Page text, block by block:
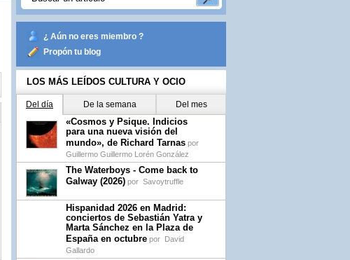
¿ Aún no eres miembro ?
Propón tu blog
LOS MÁS LEÍDOS CULTURA Y OCIO
Del día De la semana Del mes
«Cosmos y Psique. Indicios
para una nueva visión del
mundo», de Richard Tarnas por
Guillermo Guillermo Lorén González
The Waterboys - Come back to
Galway (2026) por Savoytruffle
Hispanidad 2026 en Madrid:
conciertos de Sebastián Yatra y
Marta Sánchez en la Plaza de
España en octubre por David
Gallardo